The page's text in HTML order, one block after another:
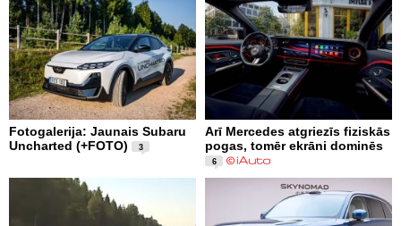
Fotogalerija: Jaunais Subaru
Uncharted (+FOTO)
3
Arī Mercedes atgriezīs fiziskās
pogas, tomēr ekrāni dominēs
6